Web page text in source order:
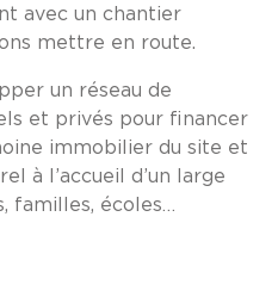
avec un chantier
mettre en route.
un réseau de
et privés pour financer
immobilier du site et
à l’accueil d’un large
familles, écoles…